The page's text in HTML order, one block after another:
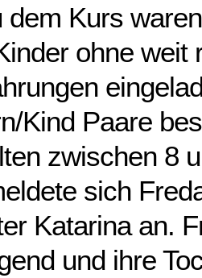
dem Kurs
ohne weit
Kind Paare
zwischen 8
sich
Katarina an.
und ihre